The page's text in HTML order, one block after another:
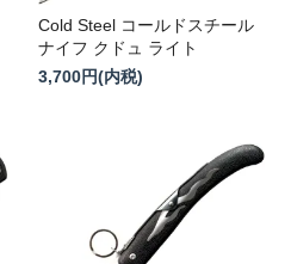
Cold Steel コールドスチール
ナイフ クドュ ライト
3,700円(内税)